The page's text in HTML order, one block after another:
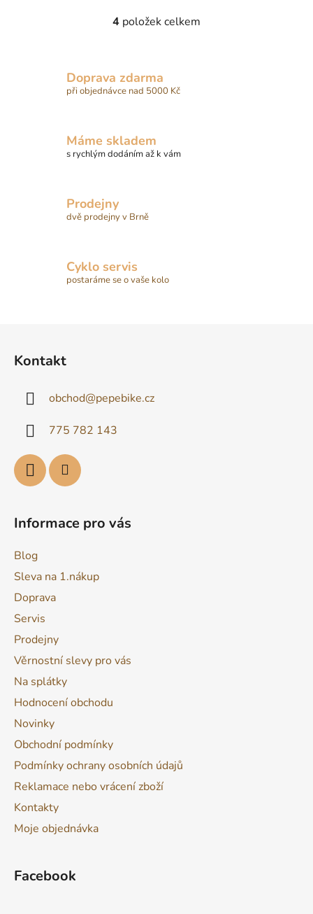
O
á
d
í
p
i
4 položek celkem
Doprava zdarma
při objednávce nad 5000 Kč
Máme skladem
s rychlým dodáním až k vám
Prodejny
dvě prodejny v Brně
Cyklo servis
postaráme se o vaše kolo
Kontakt
obchod@pepebike.cz
775 782 143
Informace pro vás
Blog
Sleva na 1.nákup
Doprava
Servis
Prodejny
Věrnostní slevy pro vás
Na splátky
Hodnocení obchodu
Novinky
Obchodní podmínky
Podmínky ochrany osobních údajů
Reklamace nebo vrácení zboží
Kontakty
Moje objednávka
Facebook